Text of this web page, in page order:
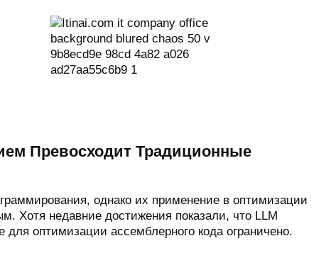
Превосходит Традиционные
однако их применение в оптимизации
Хотя недавние достижения показали, что LLM
оптимизации ассемблерного кода ограничено.